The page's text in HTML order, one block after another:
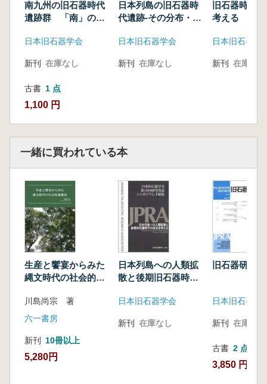
生成時期とその「石器」群について
中村由克 東日本における緑色凝灰岩製石斧を
村椿篤史ほか 山形県高倉山遺跡における遺跡
形成過程の検討
石原産地の踏査報告
芝康次郎ほか 佐賀県伊万里市腰岳黒曜石原産
代資料を対象とした石器使用痕分析(予報)
菊地強一ほか 金取遺跡の斧形石器をAPA
究者のコメント―
門脇誠二 ムトングウェ遺跡における背付き細
石器技術:アフリカMSA/LSA移行期における技
術変化の考察
シンポジウム 更新世末における東北日本の環
境変動と人類活動
研究企画委員会 芝康次郎 趣旨説明
吉川昌伸 更新世末から完新世初頭のおける東
北日本の環境
佐久間光平 石器群の種類と年代・東北地方
川口潤 石器群の種類と年代・東北地方(縄文
時代草創期)
南九州の旧石器時代
遺跡群 「南」の地
日本旧石器学会
新刊 在庫なし
古書 1 点
1,100 円
日本列島の旧石器時
代遺跡-その分布・年
日本旧石器学会
新刊 在庫なし
旧石器時代
考える
日本旧石器学
新刊 在庫なし
一緒に買われている本
生産と饗宴からみた
縄文時代の社会的複
川島尚宗 著
六一書房
新刊 10冊以上
5,280円
日本列島への人類拡
散と後期旧石器時代
日本旧石器学会
新刊 在庫なし
旧石器研究
日本旧石器学
新刊 在庫なし
古書 2 点
3,850 円~